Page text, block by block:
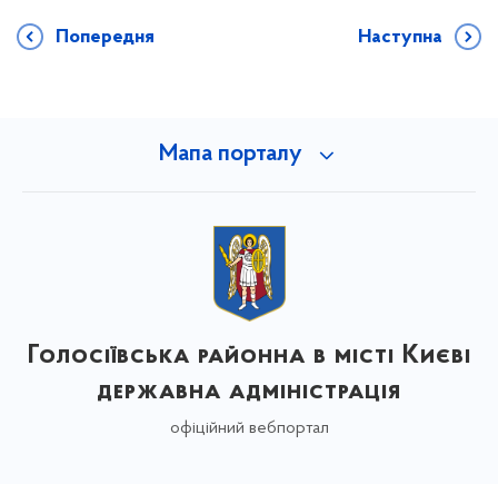
Попередня Наступна
Мапа порталу
Голосіївська районна в місті Києві
державна адміністрація
офіційний вебпортал